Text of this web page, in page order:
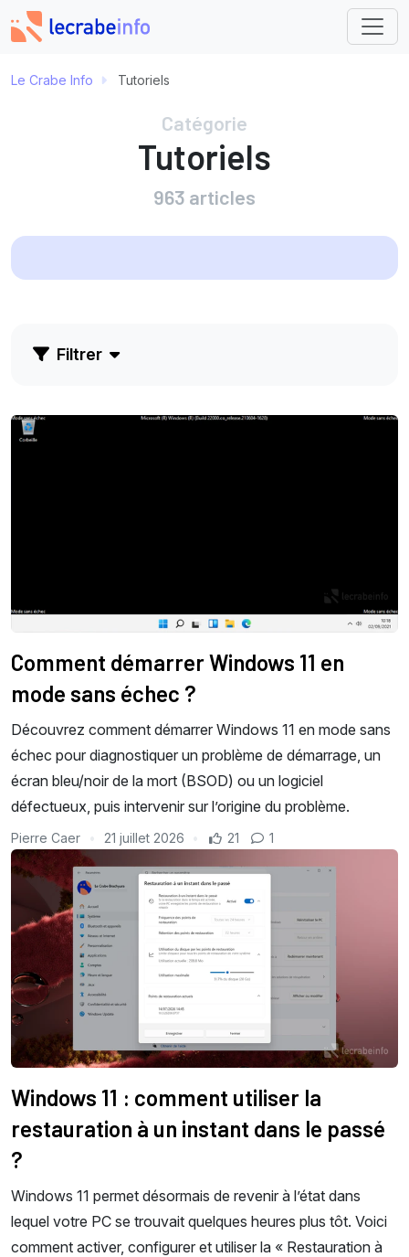
Le Crabe Info Tutoriels
Catégorie
Tutoriels
963 articles
Filtrer
Comment démarrer Windows 11 en
mode sans échec ?
Découvrez comment démarrer Windows 11 en mode sans
échec pour diagnostiquer un problème de démarrage, un
écran bleu/noir de la mort (BSOD) ou un logiciel
défectueux, puis intervenir sur l’origine du problème.
Pierre Caer 21 juillet 2026 21 1
Windows 11 : comment utiliser la
restauration à un instant dans le passé
?
Windows 11 permet désormais de revenir à l’état dans
lequel votre PC se trouvait quelques heures plus tôt. Voici
comment activer, configurer et utiliser la « Restauration à